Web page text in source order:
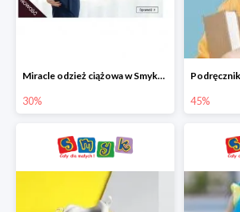
Miracle odzież ciążowa w Smyku co -30%
30% 45%